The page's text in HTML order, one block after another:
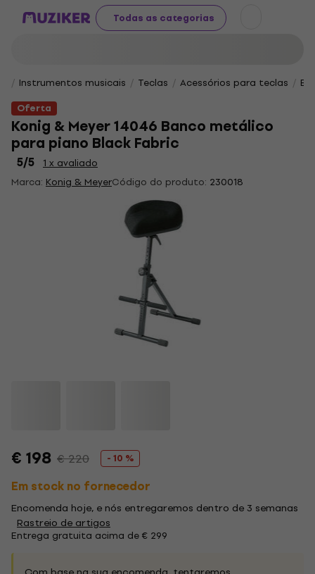
Todas as categorias
Instrumentos musicais Teclas Acessórios para teclas
Oferta
Konig & Meyer 14046 Banco metálico
para piano Black Fabric
5/5
1 x avaliado
Marca: Konig & MeyerCódigo do produto: 230018
€ 198 € 220 - 10 %
Em stock no fornecedor
Encomenda hoje, e nós entregaremos dentro de 3 semanas
Rastreio de artigos
Entrega gratuita acima de € 299